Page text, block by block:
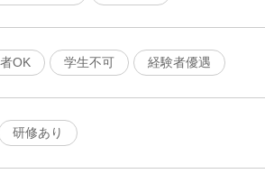
OK 学生不可 経験者優遇
研修あり